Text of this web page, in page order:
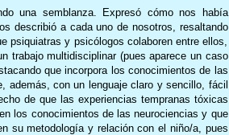
una semblanza. Expresó cómo nos había
describió a cada uno de nosotros, resaltando
psiquiatras y psicólogos colaboren entre ellos,
trabajo multidisciplinar (pues aparece un caso
que incorpora los conocimientos de las
además, con un lenguaje claro y sencillo, fácil
de que las experiencias tempranas tóxicas
los conocimientos de las neurociencias y que
su metodología y relación con el niño/a, pues